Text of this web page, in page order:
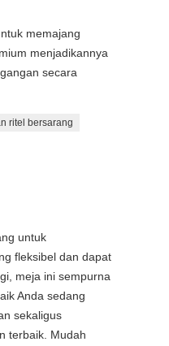
memajang
menjadikannya
secara
ritel bersarang
untuk
fleksibel dan dapat
meja ini sempurna
Anda sedang
sekaligus
terbaik. Mudah